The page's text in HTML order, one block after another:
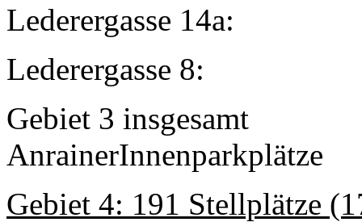
Gebiet 3
AnrainerInnenparkplätze
Gebiet 4: 191 Stellplätze